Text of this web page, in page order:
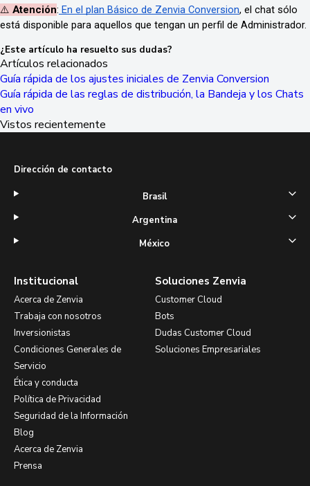
⚠️ Atención: En el plan Básico de Zenvia Conversion, el chat sólo
está disponible para aquellos que tengan un perfil de Administrador.
¿Este artículo ha resuelto sus dudas?
Artículos relacionados
Guía rápida de los ajustes iniciales de Zenvia Conversion
Guía rápida de las reglas de distribución, la Bandeja y los Chats
en vivo
Vistos recientemente
Institucional
Acerca de Zenvia
Trabaja con nosotros
Inversionistas
Condiciones Generales de
Servicio
Ética y conducta
Política de Privacidad
Seguridad de la Información
Blog
Acerca de Zenvia
Prensa
Soluciones Zenvia
Customer Cloud
Bots
Dudas Customer Cloud
Soluciones Empresariales
Dirección de contacto
Brasil
Argentina
México